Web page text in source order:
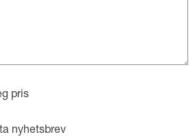
pris
nyhetsbrev